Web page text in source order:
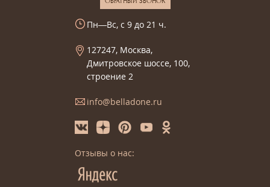
Пн—Вс, с 9 до 21 ч.
127247, Москва,
Дмитровское шоссе, 100,
строение 2
info@belladone.ru
Отзывы о нас: